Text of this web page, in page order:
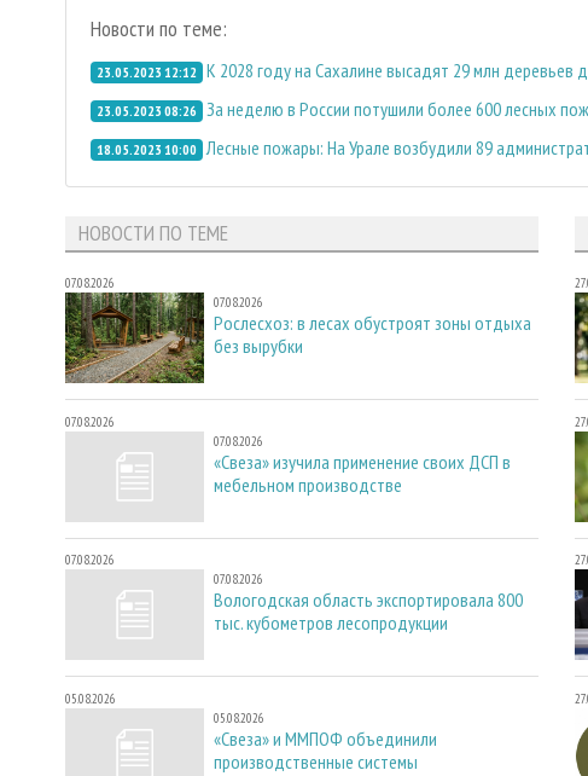
Новости по теме:
23.05.2023 12:12 К 2028 году на Сахалине высадят 29 млн деревьев
23.05.2023 08:26 За неделю в России потушили более 600 лесных
18.05.2023 10:00 Лесные пожары: На Урале возбудили 89
НОВОСТИ ПО ТЕМЕ
07.08.2026
07.08.2026
Рослесхоз: в лесах обустроят зоны отдыха
без вырубки
07.08.2026
07.08.2026
«Свеза» изучила применение своих ДСП в
мебельном производстве
07.08.2026
07.08.2026
Вологодская область экспортировала 800
тыс. кубометров лесопродукции
05.08.2026
05.08.2026
«Свеза» и ММПОФ объединили
производственные системы